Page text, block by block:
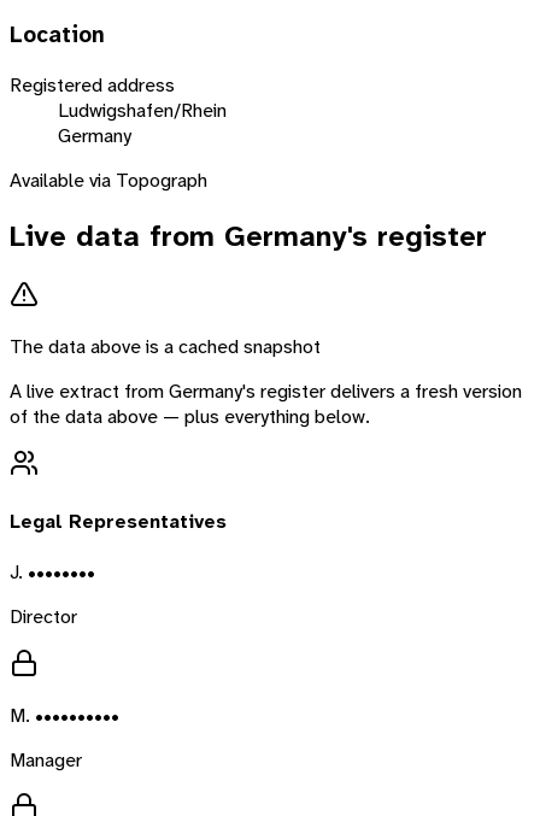
Location
Registered address
Ludwigshafen/Rhein
Germany
Available via Topograph
Live data from Germany's register
The data above is a cached snapshot
A live extract fromGermany's register delivers a fresh version
of the data above — plus everything below.
Legal Representatives
J. ••••••••
Director
M. ••••••••••
Manager